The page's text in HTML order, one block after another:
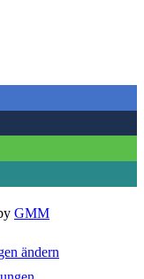
GMM
ändern